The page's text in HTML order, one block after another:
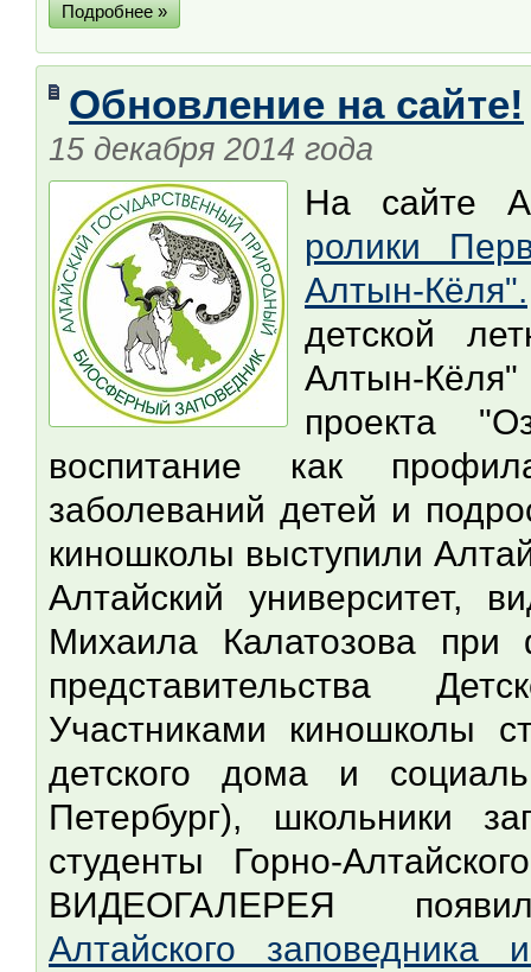
Подробнее »
Обновление на сайте!
15 декабря 2014 года
На сайте
ролики
Алтын-Кёля".
детской
Алтын-
проекта
воспитание как
заболеваний детей и
киношколы выступили
Алтайский университет,
Михаила Калатозова при
представительства
Участниками киношколы
детского дома и
Петербург), школьники
студенты Горно-
ВИДЕОГАЛЕРЕЯ
Алтайского